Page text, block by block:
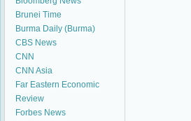
Brunei Time
Burma Daily (Burma)
CBS News
CNN
CNN Asia
Far Eastern Economic
Review
Forbes News